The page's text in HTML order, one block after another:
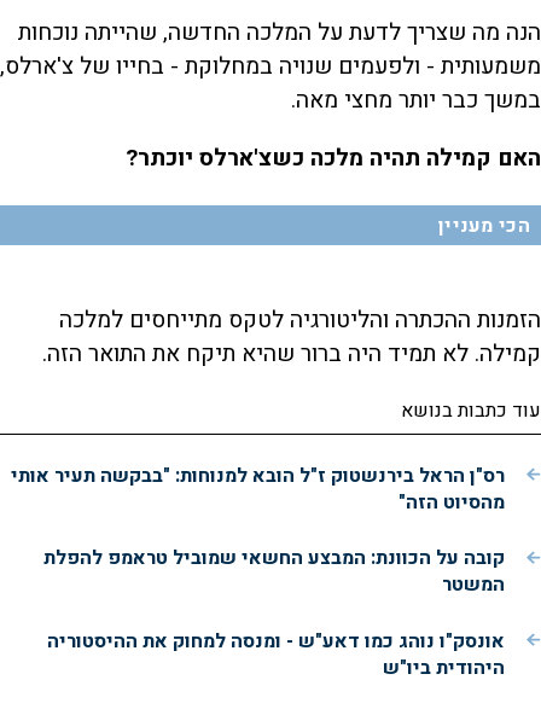
הנה מה שצריך לדעת על המלכה החדשה, שהייתה נוכחות
משמעותית - ולפעמים שנויה במחלוקת - בחייו של צ'ארלס,
במשך כבר יותר מחצי מאה.
האם קמילה תהיה מלכה כשצ'ארלס יוכתר?
הכי מעניין
הזמנות ההכתרה והליטורגיה לטקס מתייחסים למלכה
קמילה. לא תמיד היה ברור שהיא תיקח את התואר הזה.
עוד כתבות בנושא
רס"ן הראל בירנשטוק ז"ל הובא למנוחות: "בבקשה תעיר אותי
מהסיוט הזה"
קובה על הכוונת: המבצע החשאי שמוביל טראמפ להפלת
המשטר
אונסק"ו נוהג כמו דאע"ש - ומנסה למחוק את ההיסטוריה
היהודית ביו"ש